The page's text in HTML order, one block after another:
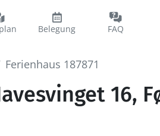
Belegung FAQ
Ferienhaus 187871
16,